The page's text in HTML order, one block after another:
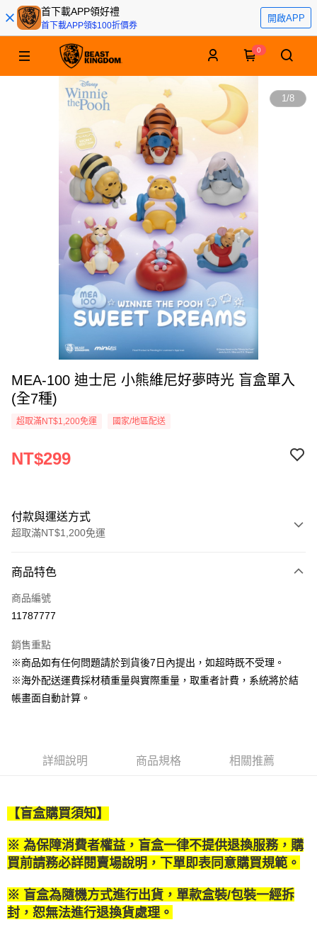
首下載APP領好禮
首下載APP領$100折價券
開啟APP
0
1/8
MEA-100 迪士尼 小熊維尼好夢時光 盲盒單入
(全7種)
超取滿NT$1,200免運 國家/地區配送
NT$299
付款與運送方式
超取滿NT$1,200免運
信用卡一次付款
LINE Pay
街口支付
悠遊付
大哥付你分期
1.本服務由台灣大哥大提供，台灣大哥大用戶可立即使用無須另外申請。
2.付款方式選擇「大哥付你分期」，訂單成立後會自動跳轉到大哥付的交易
流程，驗證手機門號後，選擇欲分期的期數、繳款截止日，確認付款後即完
成交易。
3.實際核准額度、可分期數及費用金額請依後續交易確認頁面所載為準。
消。如遇「轉專審核」未通過狀況，表示未達大哥付你分期系統評分，恕無
法說明評估內容。
【繳款方式說明】
AFTEE先享後付
【關於「AFTEE先享後付」】
AFTEE先享後付是「在收到商品之後才付款」的支付方式。 讓您購物簡單
便利好安心！
２．便利：只要手機號碼，簡訊認證，即可結帳。
３．安心：先確認商品／服務後，再付款。
ATM付款
運送方式
付款後全家取貨
商品特色
商品編號
11787777
銷售重點
※商品如有任何問題請於到貨後7日內提出，如超時既不受理。
※海外配送運費採材積重量與實際重量，取重者計費，系統將於結
帳畫面自動計算。
詳細說明 商品規格 相關推薦
【盲盒購買須知】
※ 為保障消費者權益，盲盒一律不提供退換服務，購
買前請務必詳閱賣場說明，下單即表同意購買規範。
※ 盲盒為隨機方式進行出貨，單款盒裝/包裝一經拆
封，恕無法進行退換貨處理。